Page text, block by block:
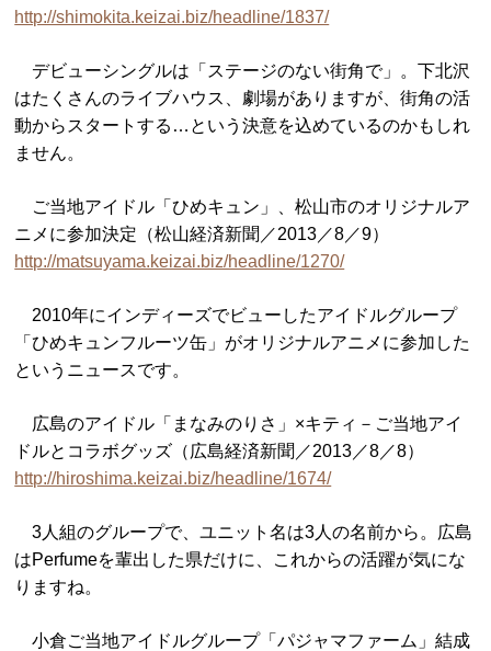
http://shimokita.keizai.biz/headline/1837/
デビューシングルは「ステージのない街角で」。下北沢
はたくさんのライブハウス、劇場がありますが、街角の活
動からスタートする…という決意を込めているのかもしれ
ません。
ご当地アイドル「ひめキュン」、松山市のオリジナルア
ニメに参加決定（松山経済新聞／2013／8／9）
http://matsuyama.keizai.biz/headline/1270/
2010年にインディーズでビューしたアイドルグループ
「ひめキュンフルーツ缶」がオリジナルアニメに参加した
というニュースです。
広島のアイドル「まなみのりさ」×キティ－ご当地アイ
ドルとコラボグッズ（広島経済新聞／2013／8／8）
http://hiroshima.keizai.biz/headline/1674/
3人組のグループで、ユニット名は3人の名前から。広島
はPerfumeを輩出した県だけに、これからの活躍が気にな
りますね。
小倉ご当地アイドルグループ「パジャマファーム」結成